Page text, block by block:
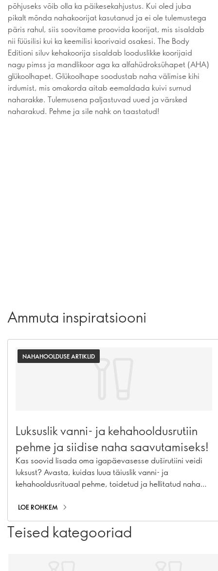
põhjuseks võib olla ka päikesekahjustus. Kui oled juba
pikalt mõnda nahakoorijat kasutanud ja ei ole tulemustega
päris rahul, siis soovitame proovida koorijat, mis sisaldab
nii füüsilisi kui ka keemilisi koorivaid osakesi. The Body
Editioni siluv kehakoorija sisaldab looduslikke koorijaid
nagu pimss ja mandlikoor aga ka alfahüdroksühapet (AHA)
glükoolhapet. Glükoolhape soodustab naha välimise kihi
irdumist, mis omakorda aitab eemaldada kuivi surnud
naharakke. Tulemusena paljastuvad uued ja värsked
naharakud. Pehme ja sile nahk on taastatud!
Ammuta inspiratsiooni
NAHAHOOLDUSE ARTIKLID
Luksuslik vanni- ja kehahooldusrutiin
pehme ja siidise naha saavutamiseks!
Kas soovid lisada oma igapäevasesse duširutiini veidi
luksust? Avasta, kuidas luua täiuslik vanni- ja
kehahooldusrituaal pehme, toidetud ja hellitatud naha
LOE ROHKEM
Teised kategooriad